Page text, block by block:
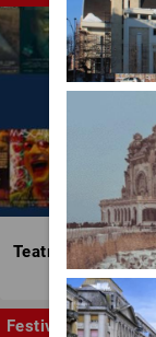
Teatrul Bulandra
Festival